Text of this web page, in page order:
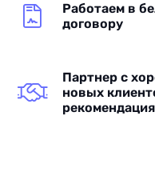
Работаем в
договору
Партнер с
новых